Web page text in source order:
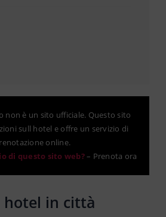
non è un sito ufficiale. Questo sito
sull hotel e offre un servizio di
online.
di questo sito web?– Prenota ora
in città